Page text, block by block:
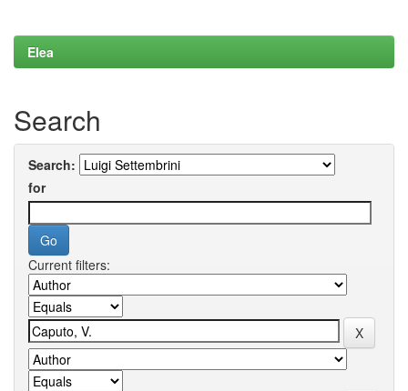
Elea
Search
Search:
for
Current filters: